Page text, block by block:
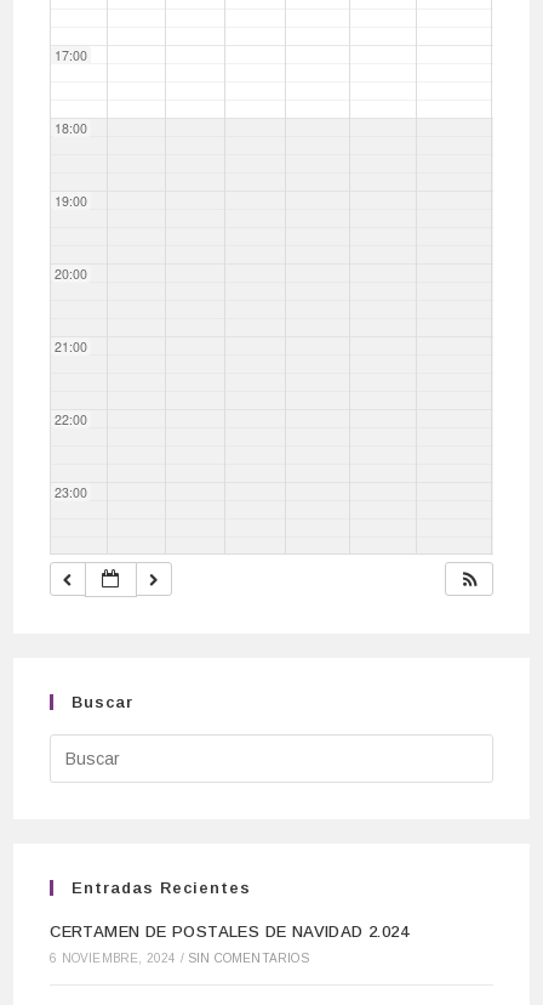
17:00
18:00
19:00
20:00
21:00
22:00
23:00
Buscar
Entradas Recientes
CERTAMEN DE POSTALES DE NAVIDAD 2.024
6 NOVIEMBRE, 2024 / SIN COMENTARIOS